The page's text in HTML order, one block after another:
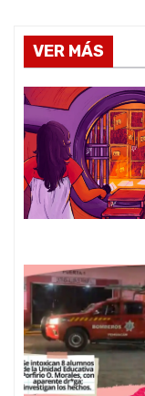
g
a
c
i
ó
d
e
e
VER MÁS